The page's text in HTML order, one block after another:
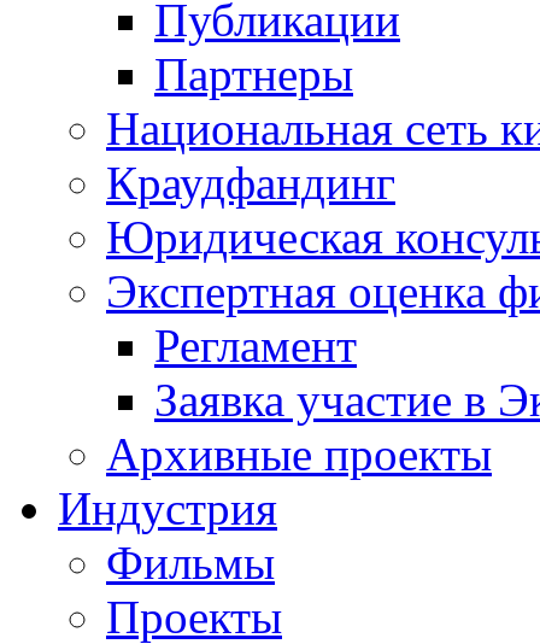
Публикации
Партнеры
Национальная сеть
Краудфандинг
Юридическая
Экспертная оценка
Регламент
Заявка участие в
Архивные проекты
Индустрия
Фильмы
Проекты